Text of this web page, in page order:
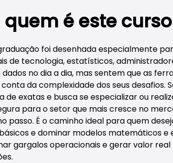
quem é este curso
foi desenhada especialmente
de tecnologia, estatísticos,
no dia a dia, mas sentem que as
da complexidade dos seus desafios.
de exatas e busca se especializar ou
para o setor que mais cresce no
passo. É o caminho ideal para quem
e dominar modelos matemáticos
gargalos operacionais e gerar valor real